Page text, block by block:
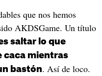
que nos hemos
AKDSGame. Un título
saltar lo que
caca mientras
bastón. Así de loco.